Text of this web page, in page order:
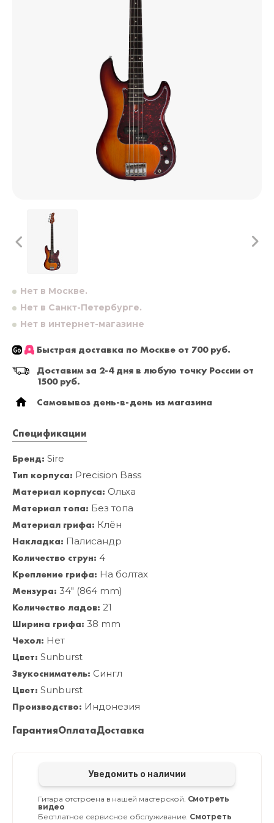
Нет в Москве.
Нет в Санкт-Петербурге.
Нет в интернет-магазине
Быстрая доставка по Москве от 700 руб.
Доставим за 2-4 дня в любую точку России от
1500 руб.
Самовывоз день-в-день из магазина
Спецификации
Бренд: Sire
Тип корпуса: Precision Bass
Материал корпуса: Ольха
Материал топа: Без топа
Материал грифа: Клён
Накладка: Палисандр
Количество струн: 4
Крепление грифа: На болтах
Мензура: 34" (864 mm)
Количество ладов: 21
Ширина грифа: 38 mm
Чехол: Нет
Цвет: Sunburst
Звукосниматель: Сингл
Цвет: Sunburst
Производство: Индонезия
ГарантияОплатаДоставка
Уведомить о наличии
Гитара отстроена в нашей мастерской. Смотреть
видео
Бесплатное сервисное обслуживание. Смотреть